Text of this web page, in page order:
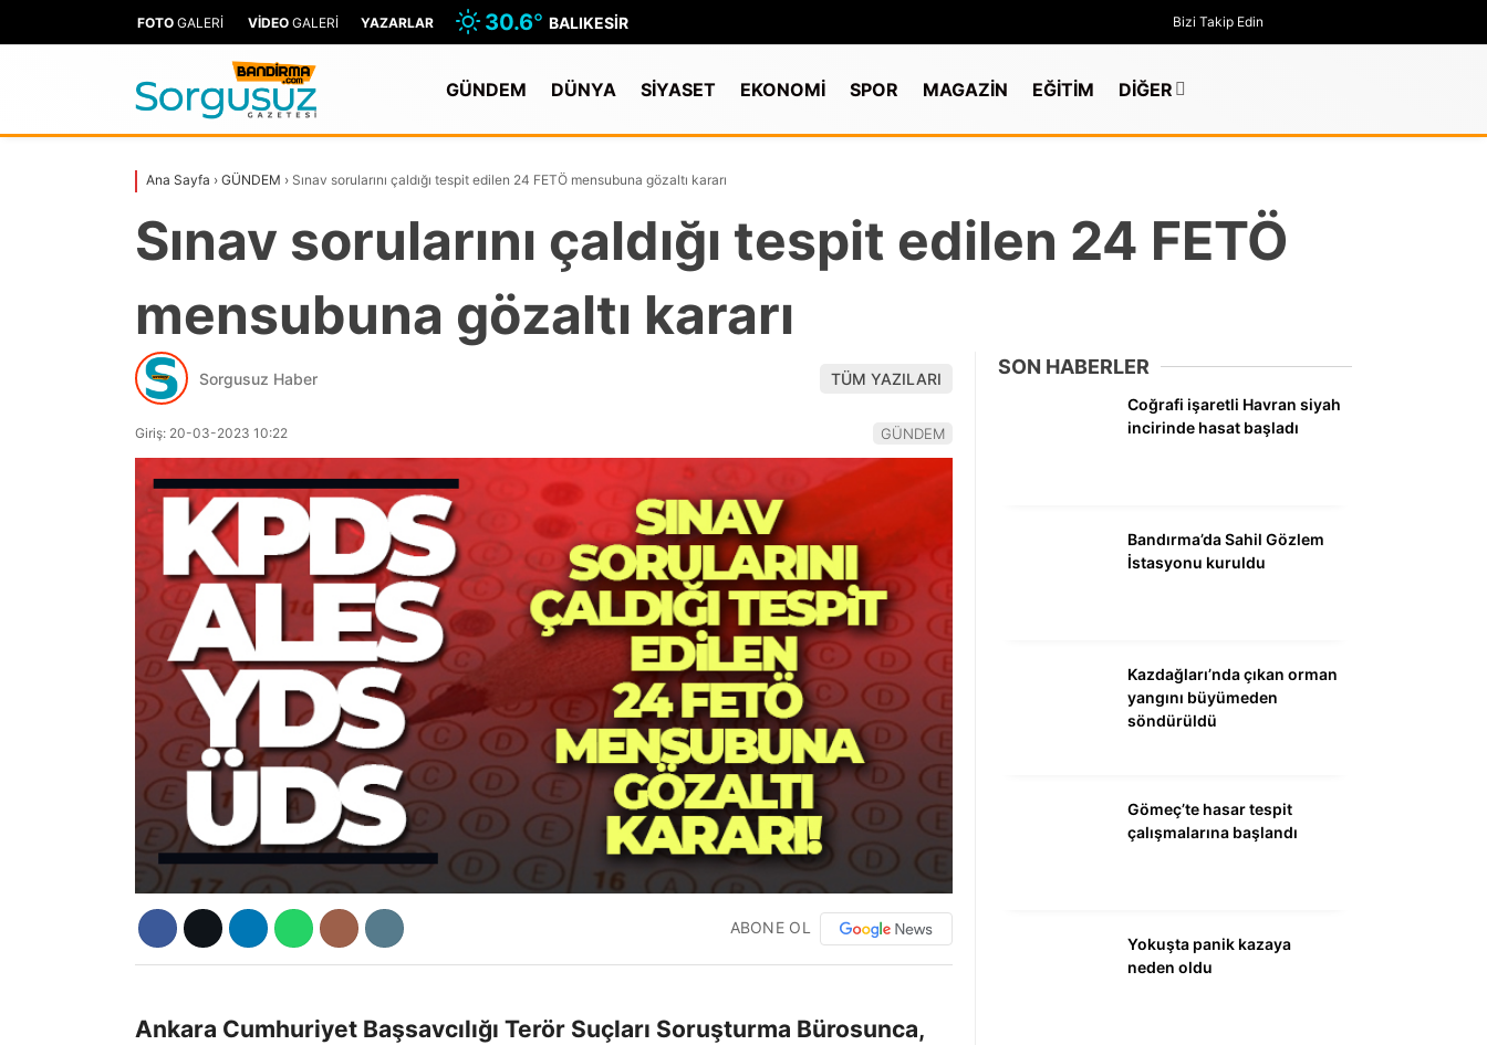
SİYASET
MAGAZİN
FOTO GALERİ VİDEO GALERİ YAZARLAR 30.6° BALIKESIR Bizi Takip Edin
GÜNDEM DÜNYA SİYASET EKONOMİ SPOR MAGAZİN EĞİTİM DİĞER
Ana Sayfa › GÜNDEM › Sınav sorularını çaldığı tespit edilen 24 FETÖ mensubuna gözaltı kararı
Sınav sorularını çaldığı tespit edilen 24 FETÖ
mensubuna gözaltı kararı
Sorgusuz Haber TÜM YAZILARI
Giriş: 20-03-2023 10:22 GÜNDEM
ABONE OL
Ankara Cumhuriyet Başsavcılığı Terör Suçları Soruşturma Bürosunca,
SON HABERLER
Coğrafi işaretli Havran siyah
incirinde hasat başladı
Bandırma’da Sahil Gözlem
İstasyonu kuruldu
Kazdağları’nda çıkan orman
yangını büyümeden
söndürüldü
Gömeç’te hasar tespit
çalışmalarına başlandı
Yokuşta panik kazaya
neden oldu